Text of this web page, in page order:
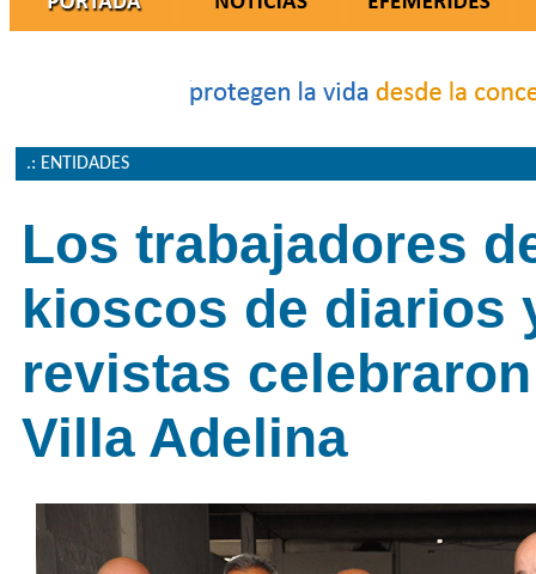
.: ENTIDADES
Los trabajadores
kioscos de diarios
revistas
Villa Adelina